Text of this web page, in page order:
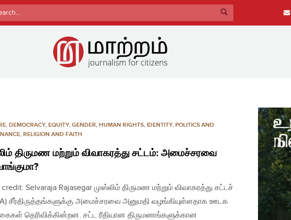
, DEMOCRACY, EQUITY, GENDER, HUMAN RIGHTS, IDENTITY, POLITICS AND
, RELIGION AND FAITH
திருமண மற்றும் விவாகரத்து சட்டம்: அமைச்சரவை
credit: Selvaraja Rajasegar முஸ்லிம் திருமண மற்றும் விவாகரத்து சட்டச்
சீர்திருத்தங்களுக்கு அமைச்சரவை அனுமதி வழங்கியுள்ளதாக ஊடக
தெரிவிக்கின்றன. சட்ட ரீதியான திருமணங்களுக்கான